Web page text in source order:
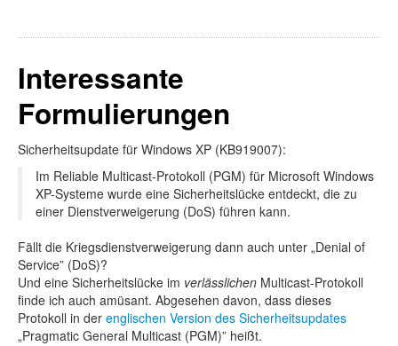
Interessante
Formulierungen
Sicherheitsupdate für Windows XP (KB919007):
Im Reliable Multicast-Protokoll (PGM) für Microsoft Windows
XP-Systeme wurde eine Sicherheitslücke entdeckt, die zu
einer Dienstverweigerung (DoS) führen kann.
Fällt die Kriegsdienstverweigerung dann auch unter „Denial of
Service” (DoS)?
Und eine Sicherheitslücke im verlässlichen Multicast-Protokoll
finde ich auch amüsant. Abgesehen davon, dass dieses
Protokoll in der englischen Version des Sicherheitsupdates
„Pragmatic General Multicast (PGM)” heißt.